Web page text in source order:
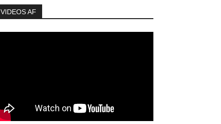
VIDEOS AF